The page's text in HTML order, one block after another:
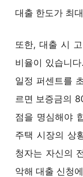
대출 한도가 최
또한, 대출 시
비율이 있습니
일정 퍼센트를
르면 보증금의
점을 명심해야
주택 시장의 상
청자는 자신의
악해 대출 신청